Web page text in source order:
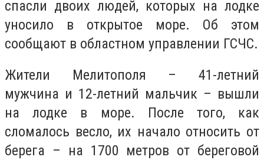
спасли двоих людей, которых на лодке
уносило в открытое море. Об этом
сообщают в областном управлении ГСЧС.
Жители Мелитополя – 41-летний
мужчина и 12-летний мальчик – вышли
на лодке в море. После того, как
сломалось весло, их начало относить от
берега – на 1700 метров от береговой